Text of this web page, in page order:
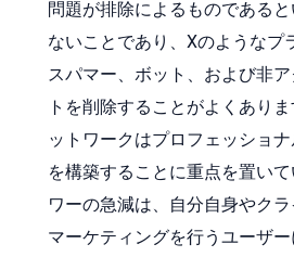
問題が排除によるものである
ないことであり、Xのようなプ
スパマー、ボット、および非
トを削除することがよくあり
ットワークはプロフェッショ
を構築することに重点を置い
ワーの急減は、自分自身やク
マーケティングを行うユーザ